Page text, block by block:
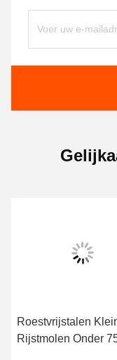
Roestvrijstalen
Rijstmolen Onder